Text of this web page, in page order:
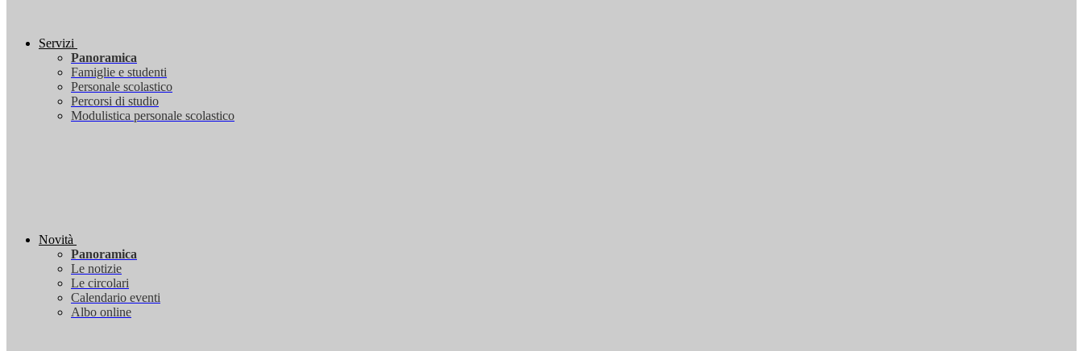
Servizi
Panoramica
Famiglie e studenti
Personale scolastico
Percorsi di studio
Modulistica personale scolastico
Novità
Panoramica
Le notizie
Le circolari
Calendario eventi
Albo online